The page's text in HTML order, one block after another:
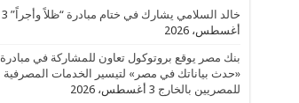
خالد السلامي يشارك في ختام مبادرة “ظلاً وأجراً” 3
أغسطس، 2026
بنك مصر يوقع بروتوكول تعاون للمشاركة في مبادرة
«حدث بياناتك في مصر» لتيسير الخدمات المصرفية
للمصريين بالخارج 3 أغسطس، 2026